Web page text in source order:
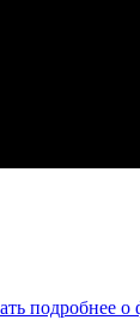
подробнее